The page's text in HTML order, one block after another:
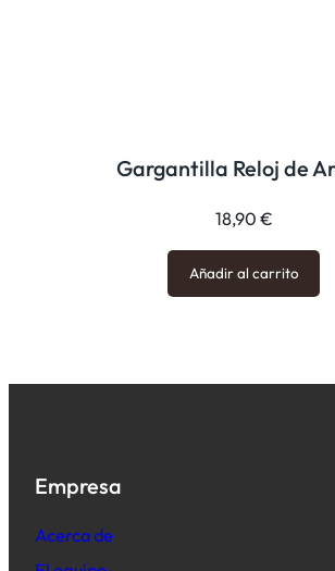
Gargantilla Reloj de
18,90 €
Añadir al carrito
Empresa
Acerca de